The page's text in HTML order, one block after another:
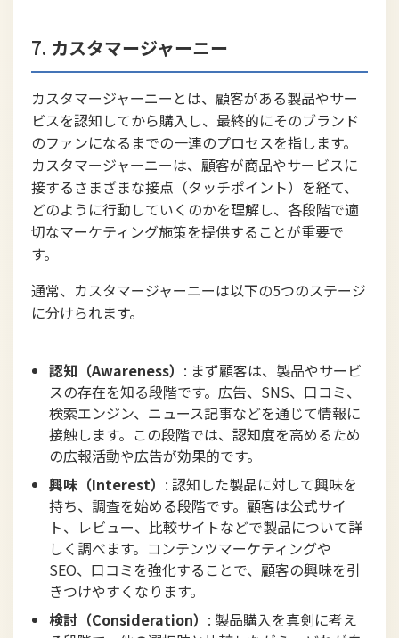
7. カスタマージャーニー
カスタマージャーニーとは、顧客がある製品やサー
ビスを認知してから購入し、最終的にそのブランド
のファンになるまでの一連のプロセスを指します。
カスタマージャーニーは、顧客が商品やサービスに
接するさまざまな接点（タッチポイント）を経て、
どのように行動していくのかを理解し、各段階で適
切なマーケティング施策を提供することが重要で
す。
通常、カスタマージャーニーは以下の5つのステージ
に分けられます。
認知（Awareness） : まず顧客は、製品やサービ
スの存在を知る段階です。広告、SNS、口コミ、
検索エンジン、ニュース記事などを通じて情報に
接触します。この段階では、認知度を高めるため
の広報活動や広告が効果的です。
興味（Interest） : 認知した製品に対して興味を
持ち、調査を始める段階です。顧客は公式サイ
ト、レビュー、比較サイトなどで製品について詳
しく調べます。コンテンツマーケティングや
SEO、口コミを強化することで、顧客の興味を引
きつけやすくなります。
検討（Consideration） : 製品購入を真剣に考え